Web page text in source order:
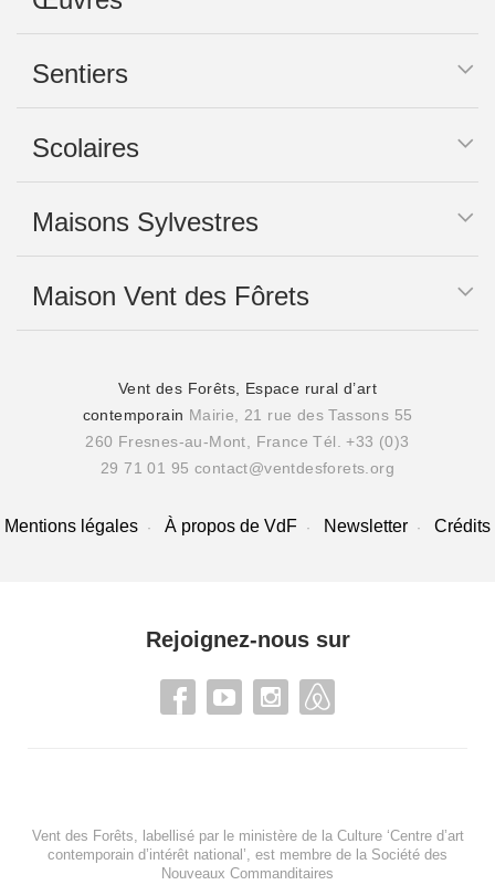
Sentiers
Scolaires
Maisons Sylvestres
Maison Vent des Fôrets
Vent des Forêts, Espace rural d’art
contemporain Mairie, 21 rue des Tassons 55
260 Fresnes-au-Mont, France Tél. +33 (0)3
29 71 01 95 contact@ventdesforets.org
Mentions légales À propos de VdF Newsletter Crédits
Rejoignez-nous sur
Vent des Forêts, labellisé par le ministère de la Culture ‘Centre d’art
contemporain d’intérêt national’, est membre de la Société des
Nouveaux Commanditaires